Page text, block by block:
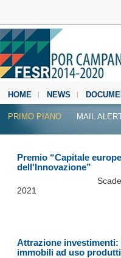
HOME NEWS
MEDIA CENTER
PRIMO PIANO MAIL
Premio “Capitale
dell'Innovazione”
2021
Attrazione
immobili ad uso